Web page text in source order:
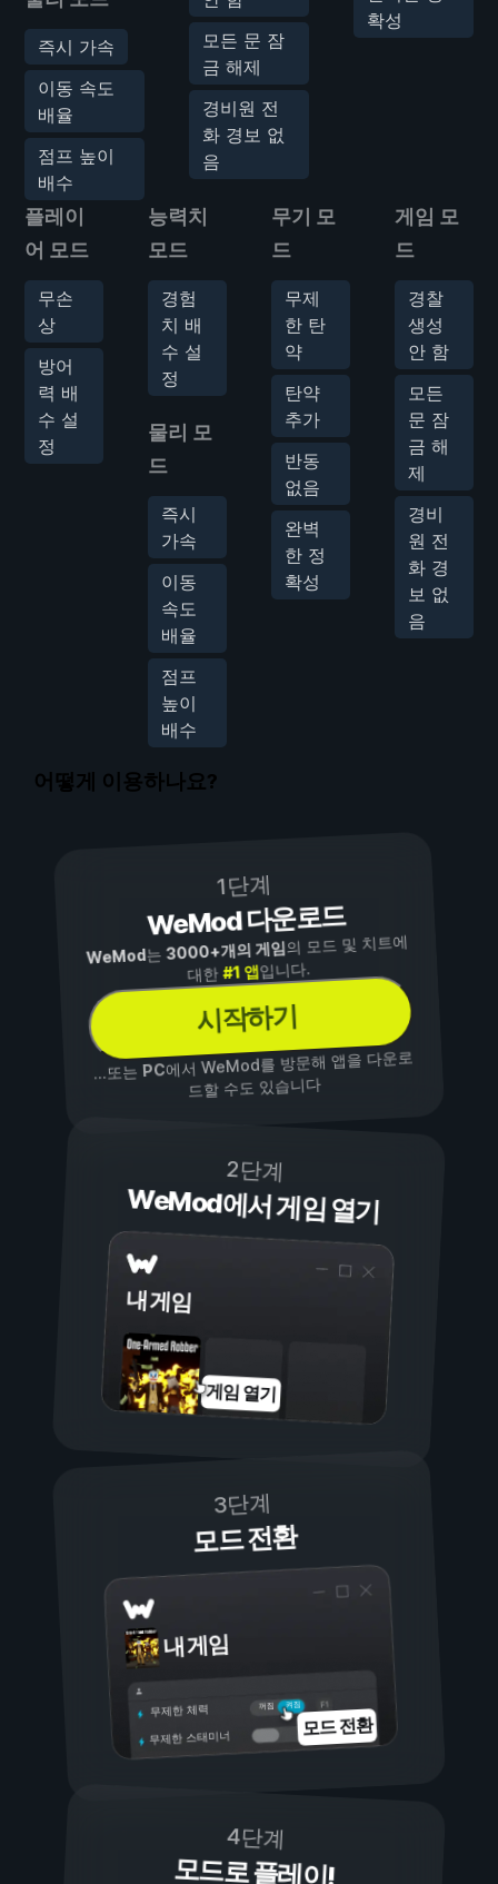
즉시 가속
이동 속도
배율
점프 높이
배수
모든 문 잠
금 해제
경비원 전
화 경보 없
음
확성
플레이
어 모드
무손
상
방어
력 배
수 설
정
능력치
모드
경험
치 배
수 설
정
물리 모
드
즉시
가속
이동
속도
배율
점프
높이
배수
무기 모
드
무제
한 탄
약
탄약
추가
반동
없음
완벽
한 정
확성
게임 모
드
경찰
생성
안 함
모든
문 잠
금 해
제
경비
원 전
화 경
보 없
음
어떻게 이용하나요?
1단계
WeMod 다운로드
WeMod는3000+개의 게임의 모드 및 치트에
대한#1 앱입니다.
시작하기
...또는PC에서 WeMod를 방문해 앱을 다운로
드할 수도 있습니다
2단계
WeMod에서 게임 열기
내 게임
게임 열기
3단계
모드 전환
내 게임
켜짐
꺼짐
무제한 체력
무제한 스태미너 모드 전환
4단계
모드로 플레이!